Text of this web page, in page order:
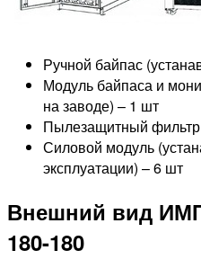
Ручной байпас
Модуль байпаса и
на заводе) – 1 шт
Пылезащитный
Силовой модуль
эксплуатации) – 6 шт
Внешний вид
180-180